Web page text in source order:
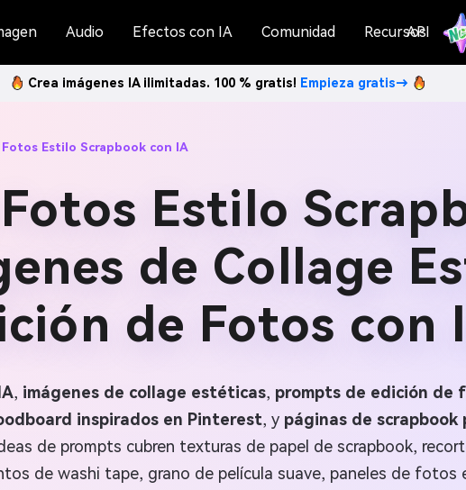
Audio Efectos con IA Comunidad Recursos
API
Crea imágenes IA ilimitadas. 100 % gratis! Empieza gratis→
Estilo Scrapbook con IA
Estilo
de Collage
de Fotos con
, imágenes de collage estéticas, prompts de edición de
inspirados en Pinterest, y páginas de
de prompts cubren texturas de papel de scrapbook,
de washi tape, grano de película suave, paneles de fotos